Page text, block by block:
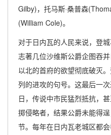
Gilby)，托马斯·桑普森
(William Cole)。
对于日内瓦的人民来说，登
志著几位沙维斯公爵企图吞
以北的首府的欲望彻底破灭
列的进攻的句号。这最后一
日，传说中市民猛烈抵抗，
掷侵略者，结果公爵未能得
节。每年在日内瓦老城区都